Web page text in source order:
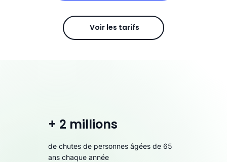
Voir les tarifs
+ 2 millions
de chutes de personnes âgées de 65
ans chaque année